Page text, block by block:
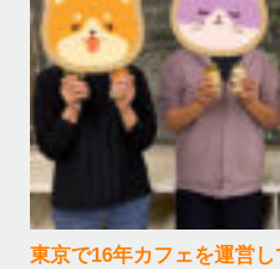
東京で16年カフェを運営